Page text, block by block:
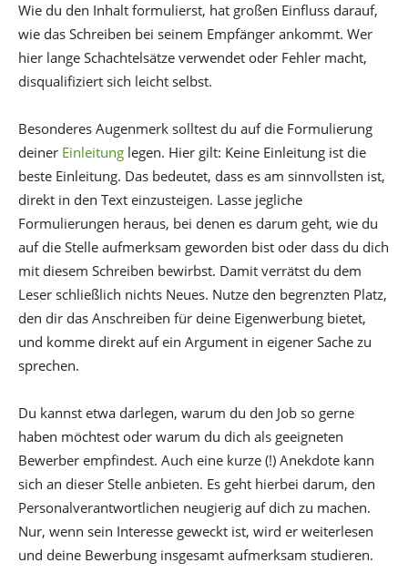
Wie du den Inhalt formulierst, hat großen Einfluss darauf,
wie das Schreiben bei seinem Empfänger ankommt. Wer
hier lange Schachtelsätze verwendet oder Fehler macht,
disqualifiziert sich leicht selbst.
Besonderes Augenmerk solltest du auf die Formulierung
deiner Einleitung legen. Hier gilt: Keine Einleitung ist die
beste Einleitung. Das bedeutet, dass es am sinnvollsten ist,
direkt in den Text einzusteigen. Lasse jegliche
Formulierungen heraus, bei denen es darum geht, wie du
auf die Stelle aufmerksam geworden bist oder dass du dich
mit diesem Schreiben bewirbst. Damit verrätst du dem
Leser schließlich nichts Neues. Nutze den begrenzten Platz,
den dir das Anschreiben für deine Eigenwerbung bietet,
und komme direkt auf ein Argument in eigener Sache zu
sprechen.
Du kannst etwa darlegen, warum du den Job so gerne
haben möchtest oder warum du dich als geeigneten
Bewerber empfindest. Auch eine kurze (!) Anekdote kann
sich an dieser Stelle anbieten. Es geht hierbei darum, den
Personalverantwortlichen neugierig auf dich zu machen.
Nur, wenn sein Interesse geweckt ist, wird er weiterlesen
und deine Bewerbung insgesamt aufmerksam studieren.